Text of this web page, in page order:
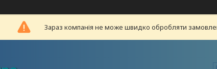
Зараз компанія не може швидко обробляти